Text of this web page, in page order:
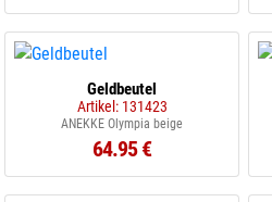
Geldbeutel
Artikel: 131423
ANEKKE Olympia beige
64.95 €